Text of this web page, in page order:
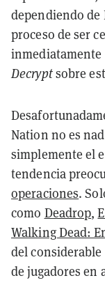
dependiendo de
proceso de ser
inmediatamente
Decryptsobre
Nation no es
simplemente el
tendencia
operaciones.
como Deadrop,
Walking Dead:
del
de jugadores en